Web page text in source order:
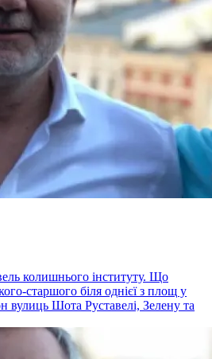
колишнього інституту. Що
старшого біля однієї з площ у
вулиць Шота Руставелі, Зелену та